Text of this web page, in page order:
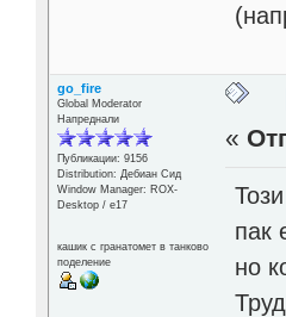
go_fire
Global Moderator
Напреднали
Публикации: 9156
Distribution: Дебиан Сид
Window Manager: ROX-
Desktop / е17
кашик с гранатомет в танково
поделение
«
пак
но